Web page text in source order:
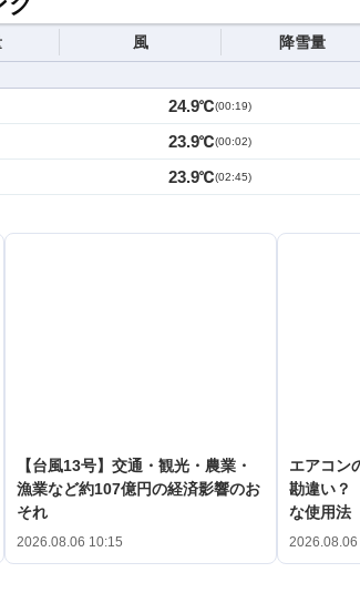
風 降雪量
24.9℃(00:19)
23.9℃(00:02)
23.9℃(02:45)
【台風13号】交通・観光・農業・
漁業など約107億円の経済影響のお
それ
2026.08.06 10:15
エアコン
勘違い？
な使用法